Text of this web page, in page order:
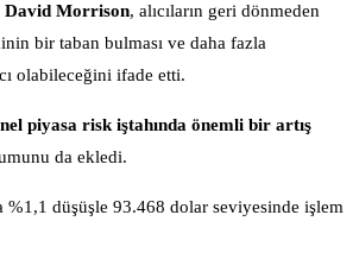
David Morrison, alıcıların geri dönmeden
bir taban bulması ve daha fazla
olabileceğini ifade etti.
piyasa risk iştahında önemli bir artış
da ekledi.
%1,1 düşüşle 93.468 dolar seviyesinde işlem